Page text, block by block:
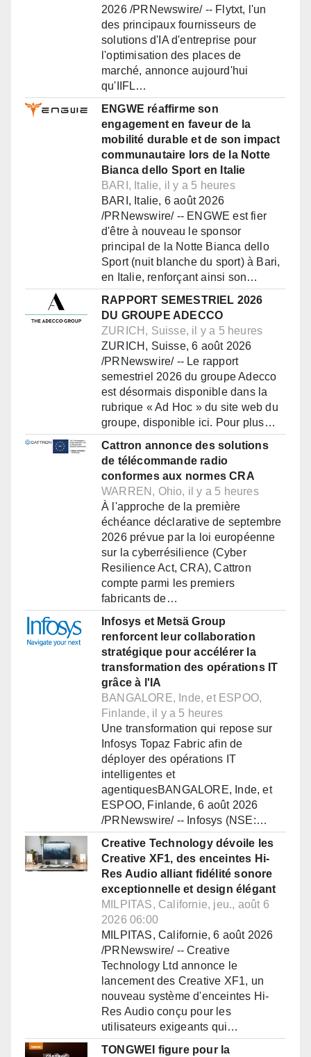
2026 /PRNewswire/ -- Flytxt, l'un
des principaux fournisseurs de
solutions d'IA d'entreprise pour
l'optimisation des places de
marché, annonce aujourd'hui
qu'IIFL…
ENGWE réaffirme son
engagement en faveur de la
mobilité durable et de son impact
communautaire lors de la Notte
Bianca dello Sport en Italie
BARI, Italie, il y a 5 heures
BARI, Italie, 6 août 2026
/PRNewswire/ -- ENGWE est fier
d'être à nouveau le sponsor
principal de la Notte Bianca dello
Sport (nuit blanche du sport) à Bari,
en Italie, renforçant ainsi son…
RAPPORT SEMESTRIEL 2026
DU GROUPE ADECCO
ZURICH, Suisse, il y a 5 heures
ZURICH, Suisse, 6 août 2026
/PRNewswire/ -- Le rapport
semestriel 2026 du groupe Adecco
est désormais disponible dans la
rubrique « Ad Hoc » du site web du
groupe, disponible ici. Pour plus…
Cattron annonce des solutions
de télécommande radio
conformes aux normes CRA
WARREN, Ohio, il y a 5 heures
À l'approche de la première
échéance déclarative de septembre
2026 prévue par la loi européenne
sur la cyberrésilience (Cyber
Resilience Act, CRA), Cattron
compte parmi les premiers
fabricants de…
Infosys et Metsä Group
renforcent leur collaboration
stratégique pour accélérer la
transformation des opérations IT
grâce à l'IA
BANGALORE, Inde, et ESPOO,
Finlande, il y a 5 heures
Une transformation qui repose sur
Infosys Topaz Fabric afin de
déployer des opérations IT
intelligentes et
agentiquesBANGALORE, Inde, et
ESPOO, Finlande, 6 août 2026
/PRNewswire/ -- Infosys (NSE:…
Creative Technology dévoile les
Creative XF1, des enceintes Hi-
Res Audio alliant fidélité sonore
exceptionnelle et design élégant
MILPITAS, Californie, jeu., août 6
2026 06:00
MILPITAS, Californie, 6 août 2026
/PRNewswire/ -- Creative
Technology Ltd annonce le
lancement des Creative XF1, un
nouveau système d'enceintes Hi-
Res Audio conçu pour les
utilisateurs exigeants qui…
TONGWEI figure pour la